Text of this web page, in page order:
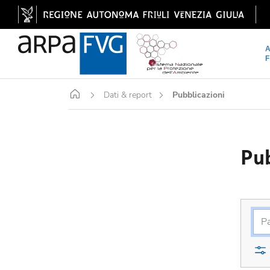
Home Dati & report Pubblicazioni